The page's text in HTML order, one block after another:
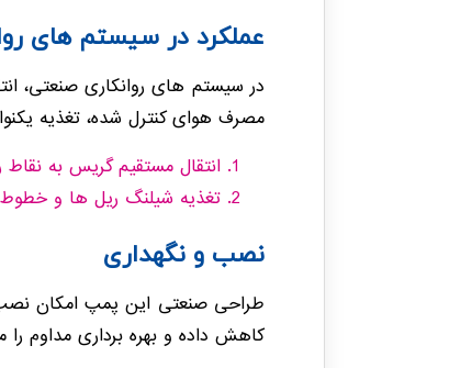
عملکرد در سیستم های
مصرف هوای کنترل شده، تغذیه
انتقال مستقیم گریس به نقاط
تغذیه شیلنگ ریل ها و خطوط
نصب و نگهداری
طراحی صنعتی این پمپ امکان نصب
کاهش داده و بهره برداری مداوم